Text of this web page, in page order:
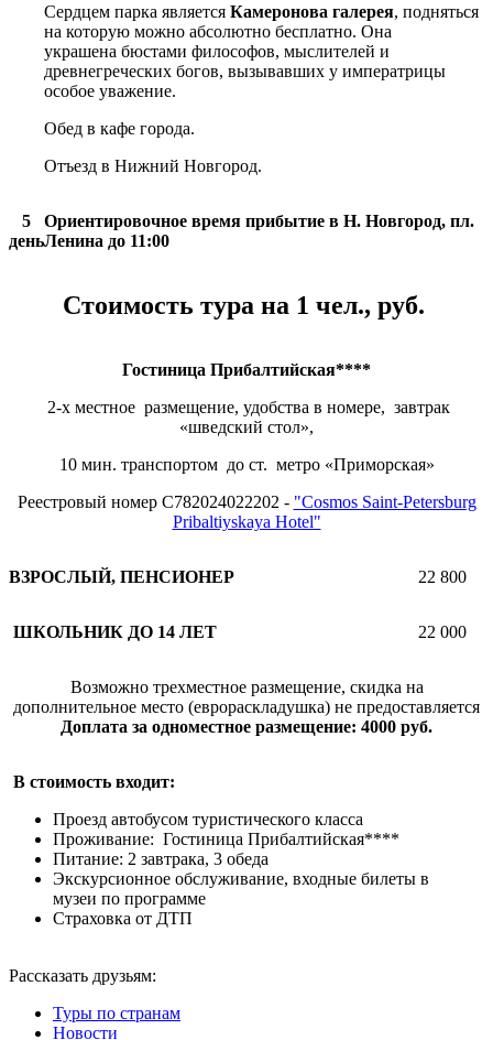
Сердцем парка является Камеронова галерея, подняться
на которую можно абсолютно бесплатно. Она
украшена бюстами философов, мыслителей и
древнегреческих богов, вызывавших у императрицы
особое уважение.
Обед в кафе города.
Отъезд в Нижний Новгород.
5
день
Ориентировочное время прибытие в Н. Новгород, пл.
Ленина до 11:00
Стоимость тура на 1 чел., руб.
Гостиница Прибалтийская****
2-х местное размещение, удобства в номере, завтрак
«шведский стол»,
10 мин. транспортом до ст. метро «Приморская»
Реестровый номер С782024022202 - "Cosmos Saint-Petersburg
Pribaltiyskaya Hotel"
ВЗРОСЛЫЙ, ПЕНСИОНЕР 22 800
ШКОЛЬНИК ДО 14 ЛЕТ 22 000
Возможно трехместное размещение, скидка на
дополнительное место (еврораскладушка) не предоставляется
Доплата за одноместное размещение: 4000 руб.
В стоимость входит:
Проезд автобусом туристического класса
Проживание: Гостиница Прибалтийская****
Питание: 2 завтрака, 3 обеда
Экскурсионное обслуживание, входные билеты в
музеи по программе
Страховка от ДТП
Рассказать друзьям:
Туры по странам
Новости